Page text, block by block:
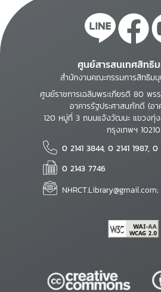
ศูนย์สารสนเทศสิทธิ
สำนักงานคณะกรรมการสิทธิม
ศูนย์ราชการเฉลิมพระเกียรติ 80 พร
อาคารรัฐประศาสนภักดี (อ
120 หมู่ที่ 3 ถนนแจ้งวัฒนะ แขวงทุ่
กรุงเทพฯ 10210
0 2141 3844, 0 2141 1987, 0
0 2143 7746